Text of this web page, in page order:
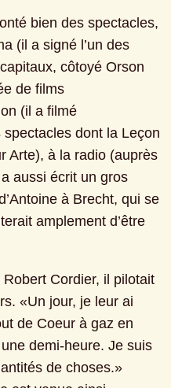
bien des spectacles,
(il a signé l’un des
côtoyé Orson
de films
(il a filmé
dont la Leçon
Arte), à la radio (auprès
aussi écrit un gros
à Brecht, qui se
amplement d’être
Cordier, il pilotait
«Un jour, je leur ai
de Coeur à gaz en
demi-heure. Je suis
de choses.»